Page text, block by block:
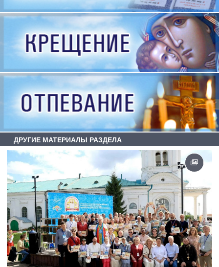
ДРУГИЕ МАТЕРИАЛЫ РАЗДЕЛА